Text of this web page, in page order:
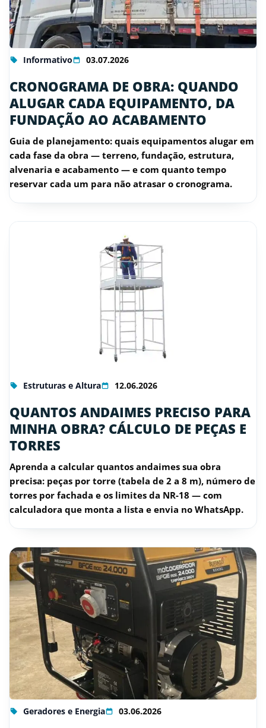
Informativo 03.07.2026
CRONOGRAMA DE OBRA: QUANDO
ALUGAR CADA EQUIPAMENTO, DA
FUNDAÇÃO AO ACABAMENTO
Guia de planejamento: quais equipamentos alugar em
cada fase da obra — terreno, fundação, estrutura,
alvenaria e acabamento — e com quanto tempo
reservar cada um para não atrasar o cronograma.
Estruturas e Altura 12.06.2026
QUANTOS ANDAIMES PRECISO PARA
MINHA OBRA? CÁLCULO DE PEÇAS E
TORRES
Aprenda a calcular quantos andaimes sua obra
precisa: peças por torre (tabela de 2 a 8 m), número de
torres por fachada e os limites da NR-18 — com
calculadora que monta a lista e envia no WhatsApp.
Geradores e Energia 03.06.2026